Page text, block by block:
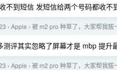
不到短信 发短信给两个号码都收不
› Apple › 被 m2 pro 种草了，大家帮我拔
评其实忽略了屏幕才是 mbp 提升
› Apple › 被 m2 pro 种草了，大家帮我拔